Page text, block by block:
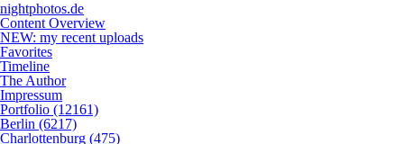
nightphotos.de
Content Overview
NEW: my recent uploads
Favorites
Timeline
The Author
Impressum
Portfolio (12161)
Berlin (6217)
Charlottenburg (475)